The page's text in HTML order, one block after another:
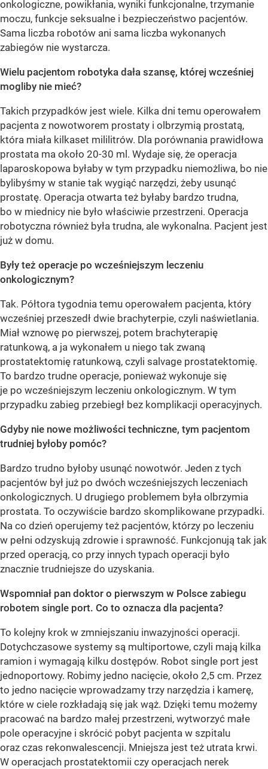
onkologiczne, powikłania, wyniki funkcjonalne, trzymanie
moczu, funkcje seksualne i bezpieczeństwo pacjentów.
Sama liczba robotów ani sama liczba wykonanych
zabiegów nie wystarcza.
Wielu pacjentom robotyka dała szansę, której wcześniej
mogliby nie mieć?
Takich przypadków jest wiele. Kilka dni temu operowałem
pacjenta z nowotworem prostaty i olbrzymią prostatą,
która miała kilkaset mililitrów. Dla porównania prawidłowa
prostata ma około 20-30 ml. Wydaje się, że operacja
laparoskopowa byłaby w tym przypadku niemożliwa, bo nie
bylibyśmy w stanie tak wygiąć narzędzi, żeby usunąć
prostatę. Operacja otwarta też byłaby bardzo trudna,
bo w miednicy nie było właściwie przestrzeni. Operacja
robotyczna również była trudna, ale wykonalna. Pacjent jest
już w domu.
Były też operacje po wcześniejszym leczeniu
onkologicznym?
Tak. Półtora tygodnia temu operowałem pacjenta, który
wcześniej przeszedł dwie brachyterpie, czyli naświetlania.
Miał wznowę po pierwszej, potem brachyterapię
ratunkową, a ja wykonałem u niego tak zwaną
prostatektomię ratunkową, czyli salvage prostatektomię.
To bardzo trudne operacje, ponieważ wykonuje się
je po wcześniejszym leczeniu onkologicznym. W tym
przypadku zabieg przebiegł bez komplikacji operacyjnych.
Gdyby nie nowe możliwości techniczne, tym pacjentom
trudniej byłoby pomóc?
Bardzo trudno byłoby usunąć nowotwór. Jeden z tych
pacjentów był już po dwóch wcześniejszych leczeniach
onkologicznych. U drugiego problemem była olbrzymia
prostata. To oczywiście bardzo skomplikowane przypadki.
Na co dzień operujemy też pacjentów, którzy po leczeniu
w pełni odzyskują zdrowie i sprawność. Funkcjonują tak jak
przed operacją, co przy innych typach operacji było
znacznie trudniejsze do uzyskania.
Wspomniał pan doktor o pierwszym w Polsce zabiegu
robotem single port. Co to oznacza dla pacjenta?
To kolejny krok w zmniejszaniu inwazyjności operacji.
Dotychczasowe systemy są multiportowe, czyli mają kilka
ramion i wymagają kilku dostępów. Robot single port jest
jednoportowy. Robimy jedno nacięcie, około 2,5 cm. Przez
to jedno nacięcie wprowadzamy trzy narzędzia i kamerę,
które w ciele rozkładają się jak wąż. Dzięki temu możemy
pracować na bardzo małej przestrzeni, wytworzyć małe
pole operacyjne i skrócić pobyt pacjenta w szpitalu
oraz czas rekonwalescencji. Mniejsza jest też utrata krwi.
W operacjach prostatektomii czy operacjach nerek